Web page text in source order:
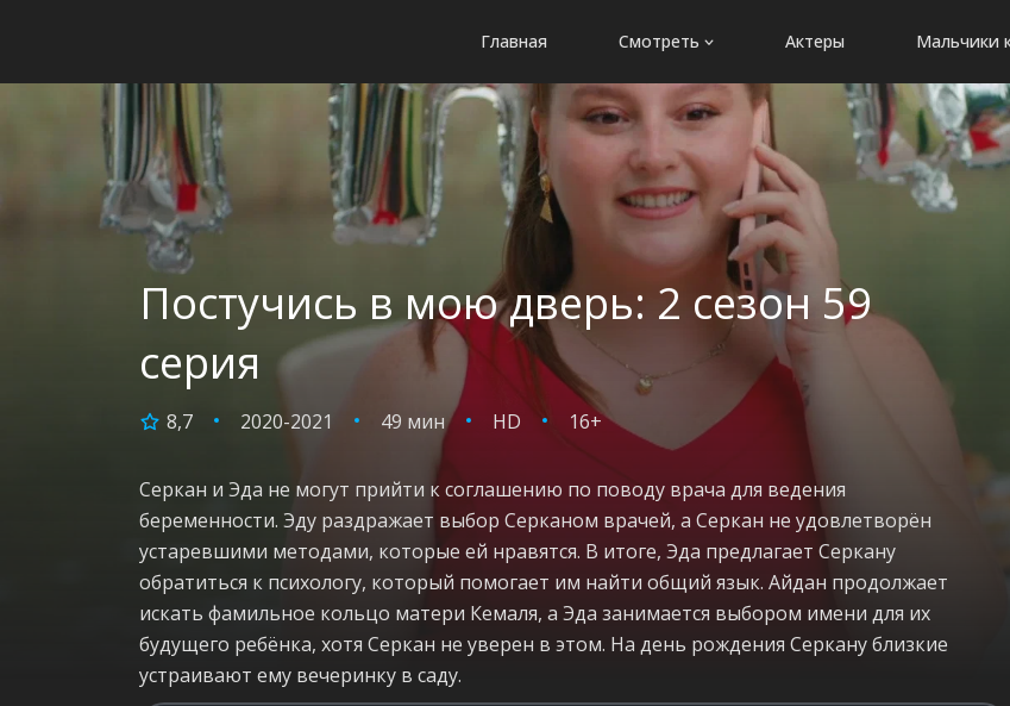
Главная Смотреть Актеры Мальчики
Постучись в мою дверь: 2 сезон 59
серия
8,7 2020-2021 49 мин HD 16+
Серкан и Эда не могут прийти к соглашению по поводу врача для ведения
беременности. Эду раздражает выбор Серканом врачей, а Серкан не удовлетворён
устаревшими методами, которые ей нравятся. В итоге, Эда предлагает Серкану
обратиться к психологу, который помогает им найти общий язык. Айдан продолжает
искать фамильное кольцо матери Кемаля, а Эда занимается выбором имени для их
будущего ребёнка, хотя Серкан не уверен в этом. На день рождения Серкану близкие
устраивают ему вечеринку в саду.